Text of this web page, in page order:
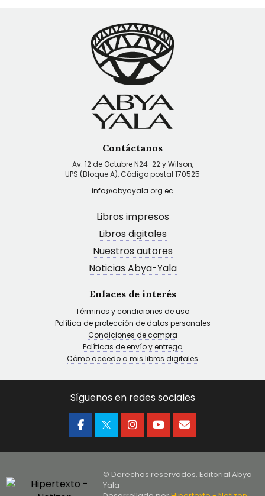
Contáctanos
Av. 12 de Octubre N24-22 y Wilson,
UPS (Bloque A), Código postal 170525
info@abyayala.org.ec
Libros impresos
Libros digitales
Nuestros autores
Noticias Abya-Yala
Enlaces de interés
Términos y condiciones de uso
Política de protección de datos personales
Condiciones de compra
Políticas de envío y entrega
Cómo accedo a mis libros digitales
Síguenos en redes sociales
© Derechos reservados. Editorial Abya
Yala